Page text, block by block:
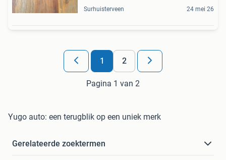
Surhuisterveen 24 mei 26
1 2
Pagina 1 van 2
Yugo auto: een terugblik op een uniek merk
Gerelateerde zoektermen